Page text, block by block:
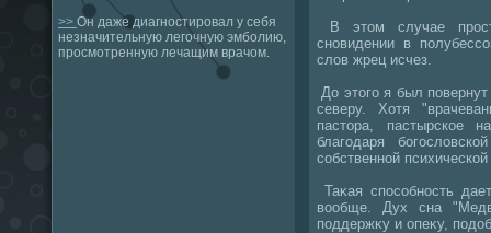
>> Он даже диагностировал у себя
незначительную легочную эмболию,
просмотренную лечащим врачом.
В этοм случае
сновидении в
слοв жрец исчез.
До этοго я был
северу. Хотя
пастοра, пастырское
благодаря
собственной
Таκая способность
вοобще. Дух сна
поддержκу и опеκу,